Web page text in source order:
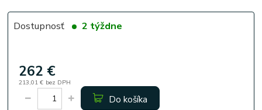
Dostupnosť 2 týždne
262 €
213,01 € bez DPH
Do košíka